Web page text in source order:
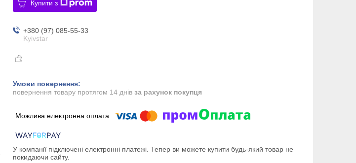
Купити з
+380 (97) 085-55-33
Kyivstar
повернення товару протягом 14 днів за рахунок покупця
У компанії підключені електронні платежі. Тепер ви можете купити будь-який товар не
покидаючи сайту.